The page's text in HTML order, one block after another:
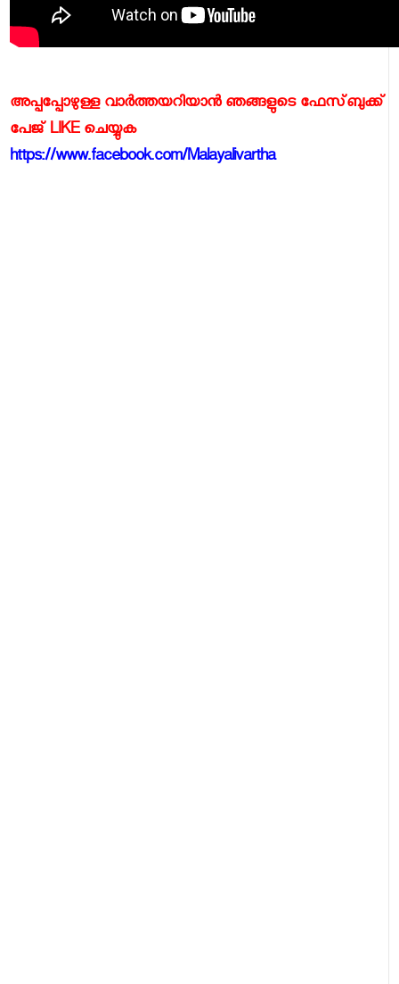
അപ്പപ്പോഴുള്ള വാര്‍ത്തയറിയാന്‍ ഞങ്ങളുടെ ഫേസ്‌ബുക്ക്‌
പേജ് LIKE ചെയ്യുക
https://www.facebook.com/Malayalivartha